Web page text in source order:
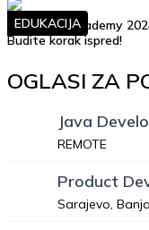
Soft Skills Academy
Budite korak ispred!
EDUKACIJA
OGLASI ZA
Java
REMOTE
Product
Sarajevo,